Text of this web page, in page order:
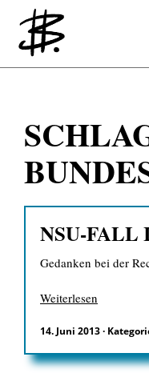
NSU-FALL
Gedanken bei der
Weiterlesen
14. Juni 2013·